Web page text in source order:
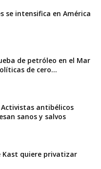
se intensifica en América
de petróleo en el Mar
de cero...
Activistas antibélicos
sanos y salvos
Kast quiere privatizar